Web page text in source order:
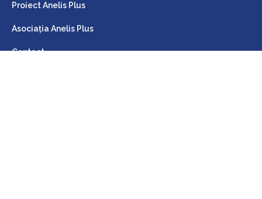
Proiect Anelis Plus
Asociația Anelis Plus
Contact